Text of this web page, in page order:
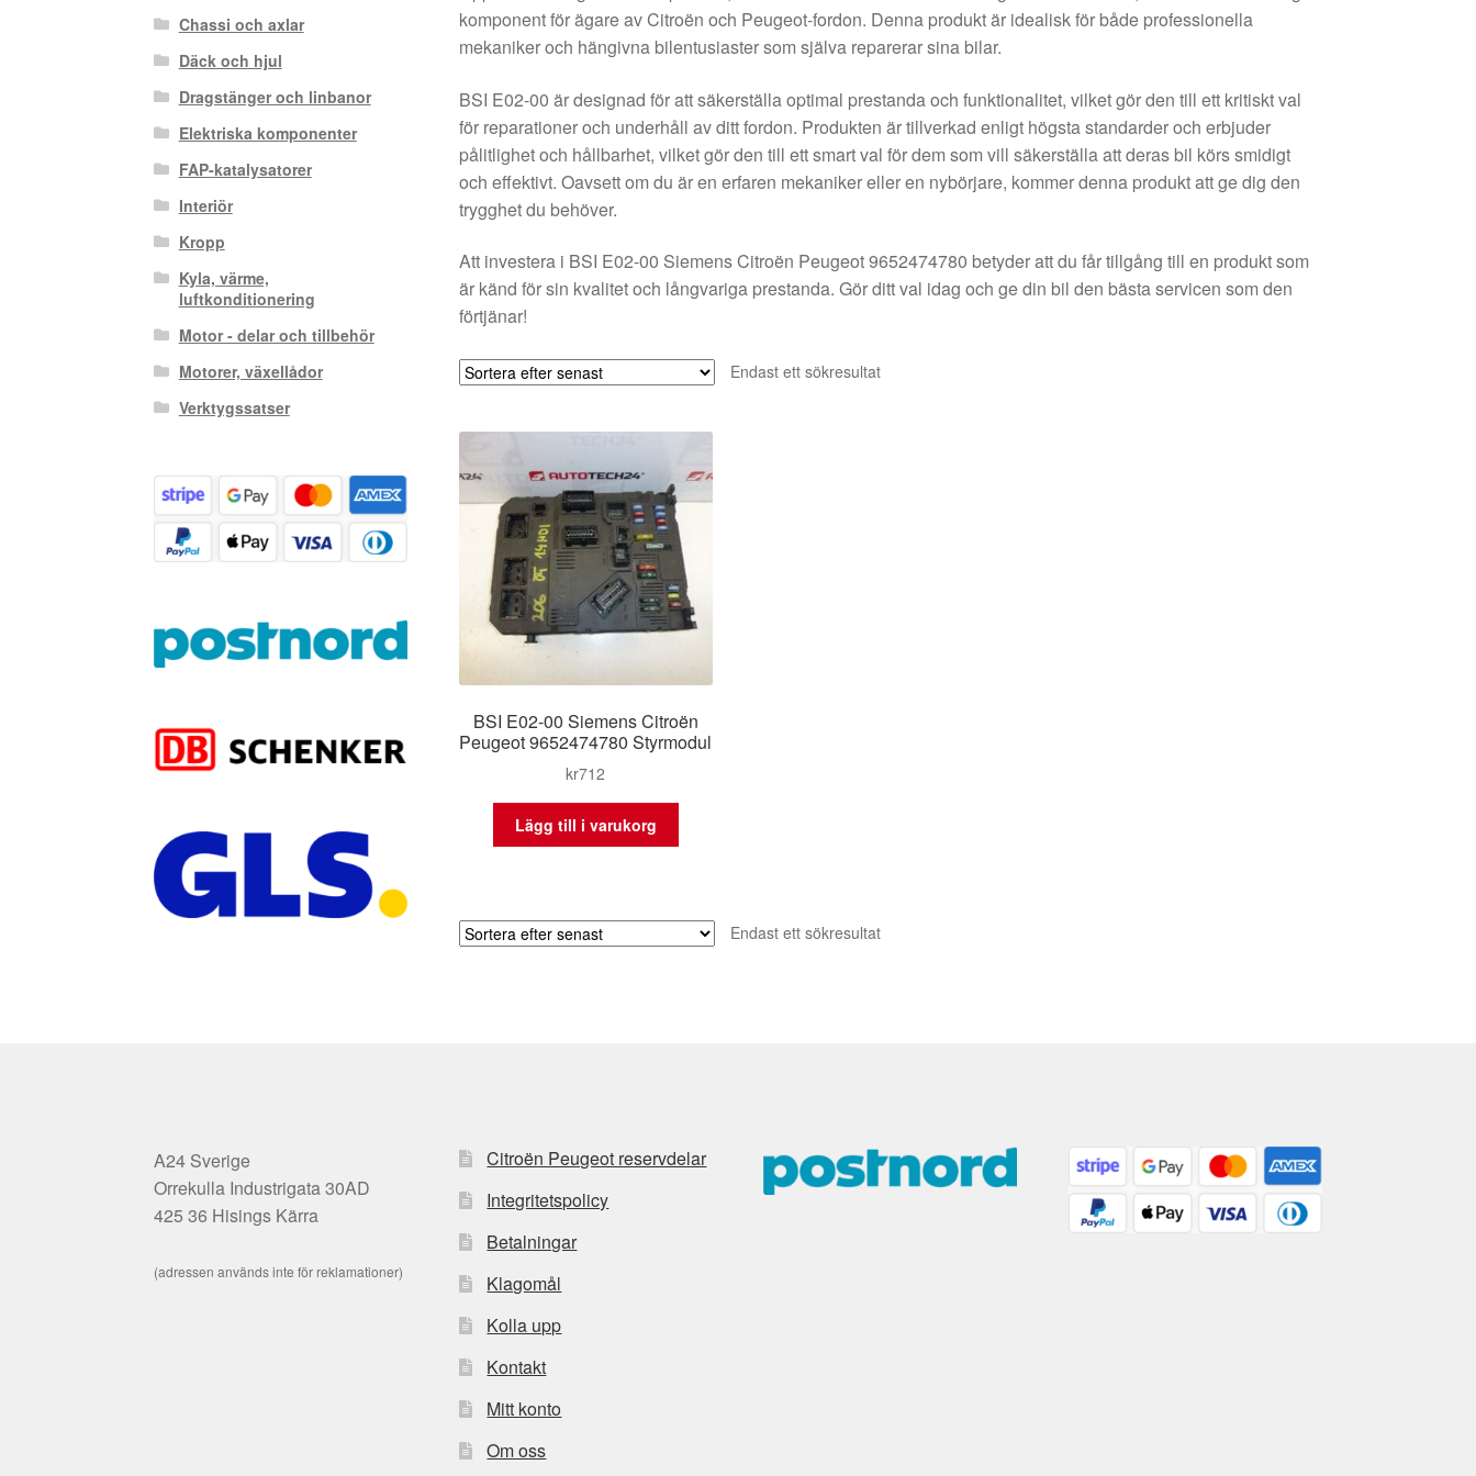
komponent för ägare av Citroën och Peugeot-fordon. Denna produkt är idealisk för både professionella
mekaniker och hängivna bilentusiaster som själva reparerar sina bilar.
BSI E02-00 är designad för att säkerställa optimal prestanda och funktionalitet, vilket gör den till ett kritiskt val
för reparationer och underhåll av ditt fordon. Produkten är tillverkad enligt högsta standarder och erbjuder
pålitlighet och hållbarhet, vilket gör den till ett smart val för dem som vill säkerställa att deras bil körs smidigt
och effektivt. Oavsett om du är en erfaren mekaniker eller en nybörjare, kommer denna produkt att ge dig den
trygghet du behöver.
Att investera i BSI E02-00 Siemens Citroën Peugeot 9652474780 betyder att du får tillgång till en produkt som
är känd för sin kvalitet och långvariga prestanda. Gör ditt val idag och ge din bil den bästa servicen som den
förtjänar!
Endast ett sökresultat
BSI E02-00 Siemens Citroën
Peugeot 9652474780 Styrmodul
kr712
Lägg till i varukorg
Endast ett sökresultat
Chassi och axlar
Däck och hjul
Dragstänger och linbanor
Elektriska komponenter
FAP-katalysatorer
Interiör
Kropp
Kyla, värme,
luftkonditionering
Motor - delar och tillbehör
Motorer, växellådor
Verktygssatser
A24 Sverige
Orrekulla Industrigata 30AD
425 36 Hisings Kärra
(adressen används inte för reklamationer)
Citroën Peugeot reservdelar
Integritetspolicy
Betalningar
Klagomål
Kolla upp
Kontakt
Mitt konto
Om oss